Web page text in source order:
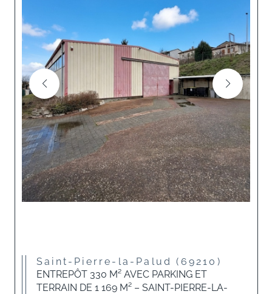
Saint-Pierre-la-Palud (69210)
ENTREPÔT 330 M² AVEC PARKING ET
TERRAIN DE 1 169 M² – SAINT-PIERRE-LA-